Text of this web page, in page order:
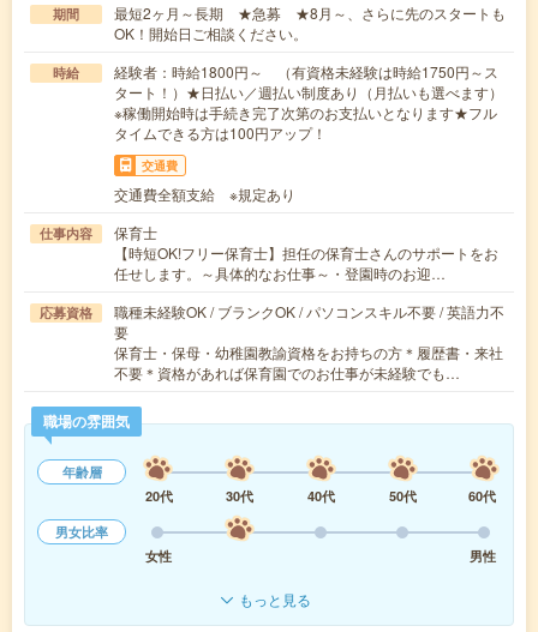
期間
最短2ヶ月～長期 ★急募 ★8月～、さらに先のスタートも
OK！開始日ご相談ください。
時給
経験者：時給1800円～ （有資格未経験は時給1750円～ス
タート！）★日払い／週払い制度あり（月払いも選べます）
※稼働開始時は手続き完了次第のお支払いとなります★フル
タイムできる方は100円アップ！
交通費
交通費全額支給 ※規定あり
仕事内容
保育士
【時短OK!フリー保育士】担任の保育士さんのサポートをお
任せします。～具体的なお仕事～・登園時のお迎…
応募資格
職種未経験OK / ブランクOK / パソコンスキル不要 / 英語力不
要
保育士・保母・幼稚園教諭資格をお持ちの方＊履歴書・来社
不要＊資格があれば保育園でのお仕事が未経験でも…
職場の雰囲気
年齢層
20代
30代 40代 50代
60代
男女比率
女性
男性
もっと見る